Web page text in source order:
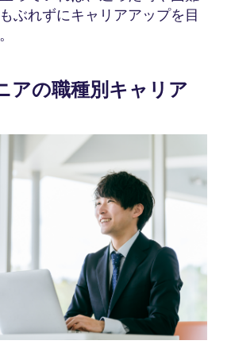
ぶれずにキャリアアップを目
アの職種別キャリア